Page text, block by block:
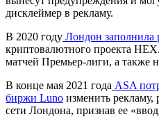
дисклеймер в рекламу.
В 2020 году Лондон заполнила
криптовалютного проекта
матчей Премьер-лиги, а также
В конце мая 2021 года ASA
биржи Luno изменить
сети Лондона, признав ее